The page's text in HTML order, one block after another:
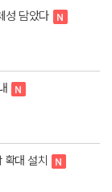
성 담았다
대 설치